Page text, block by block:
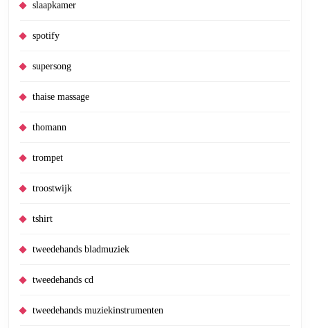
slaapkamer
spotify
supersong
thaise massage
thomann
trompet
troostwijk
tshirt
tweedehands bladmuziek
tweedehands cd
tweedehands muziekinstrumenten